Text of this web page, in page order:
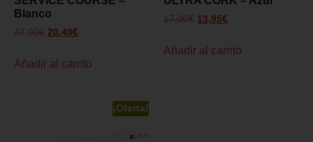
Blanco
27,00€ 20,49€
Añadir al carrito
17,00€ 13,95€
Añadir al carrito
¡Oferta!